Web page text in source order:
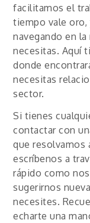
facilitamos el
tiempo vale oro,
navegando en
necesitas. Aquí
donde
necesitas
sector.
Si tienes
contactar con
que resolvamos
escríbenos a
rápido como
sugerirnos
necesites.
echarte una